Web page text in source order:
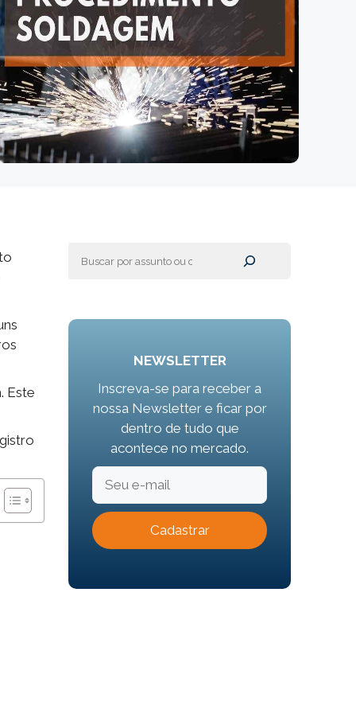
Este
NEWSLETTER
Inscreva-se para receber a
nossa Newsletter e ficar por
dentro de tudo que
acontece no mercado.